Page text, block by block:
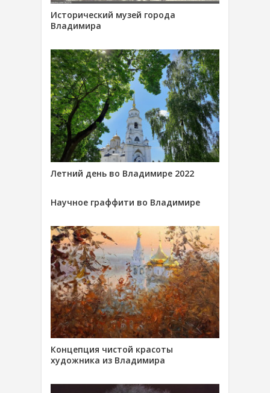
Исторический музей города
Владимира
Летний день во Владимире 2022
Научное граффити во Владимире
Концепция чистой красоты
художника из Владимира